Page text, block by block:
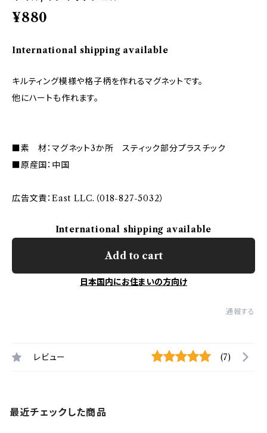
¥880
International shipping available
キルティング模様や格子柄を作れるマグネットです。
他にハートも作れます。
■素 材：マグネット3か所 スティック部分プラスチック
■原産国：中国
広告文責：East LLC.（018-827-5032）
International shipping available
Add to cart
日本国内にお住まいの方向け
通報する
レビュー (7)
最近チェックした商品